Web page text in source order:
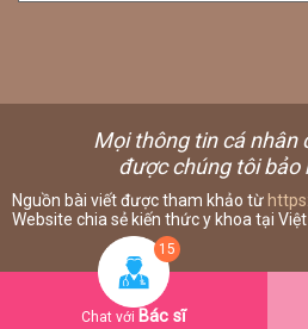
Nguồn bài viết được tham khảo từ
Website chia sẻ kiến thức y khoa tại
Mọi thông tin cá nhân
được chúng tôi
Chat với Bác sĩ
15